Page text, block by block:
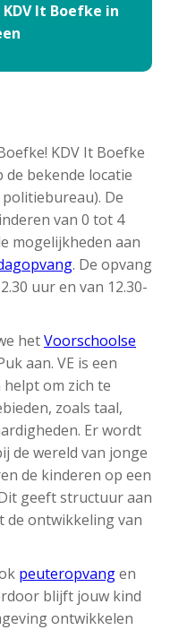
It Boefke in
KDV It Boefke
de bekende locatie
De
van 0 tot 4
mogelijkheden aan
. De opvang
uur en van 12.30-
hetVoorschoolse
aan. VE is een
om zich te
zoals taal,
Er wordt
de wereld van jonge
de kinderen op een
geeft structuur aan
de ontwikkeling van
peuteropvangen
blijft jouw kind
ontwikkelen